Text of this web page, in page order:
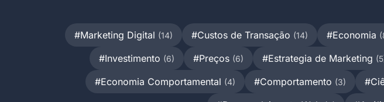
#Marketing Digital (14) #Custos de Transação (14) #Economia
#Investimento (6) #Preços (6) #Estrategia de Marketing
#Economia Comportamental (4) #Comportamento (3)